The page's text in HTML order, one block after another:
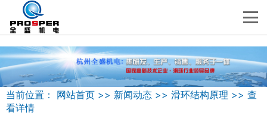
当前位置： 网站首页 >> 新闻动态 >> 滑环结构原理 >> 查
看详情